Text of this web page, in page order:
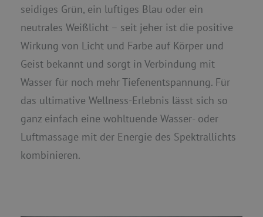
seidiges Grün, ein luftiges Blau oder ein
neutrales Weißlicht – seit jeher ist die positive
Wirkung von Licht und Farbe auf Körper und
Geist bekannt und sorgt in Verbindung mit
Wasser für noch mehr Tiefenentspannung. Für
das ultimative Wellness-Erlebnis lässt sich so
ganz einfach eine wohltuende Wasser- oder
Luftmassage mit der Energie des Spektrallichts
kombinieren.